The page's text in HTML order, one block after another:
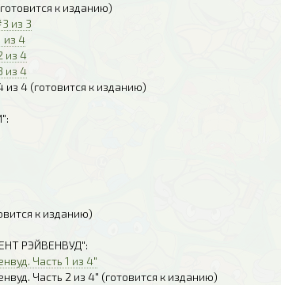
к изданию)
из 3
из 4
из 4
из 4
4 (готовится к изданию)
к изданию)
РЭЙВЕНВУД":
Часть 1 из 4"
Часть 2 из 4" (готовится к изданию)